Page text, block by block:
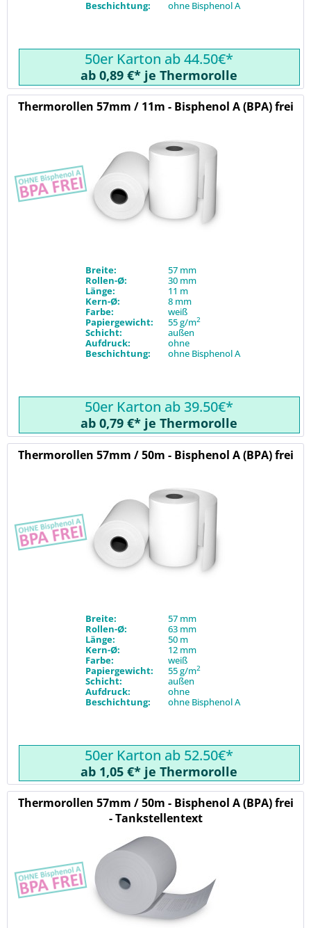
Beschichtung:
ohne Bisphenol A
50er Karton ab 44.50€*
ab 0,89 €* je Thermorolle
Thermorollen 57mm / 11m - Bisphenol A (BPA) frei
Breite:
57 mm
Rollen-Ø:
30 mm
Länge:
11 m
Kern-Ø:
8 mm
Farbe:
weiß
Papiergewicht:
55 g/m2
Schicht:
außen
Aufdruck:
ohne
Beschichtung:
ohne Bisphenol A
50er Karton ab 39.50€*
ab 0,79 €* je Thermorolle
Thermorollen 57mm / 50m - Bisphenol A (BPA) frei
Breite:
57 mm
Rollen-Ø:
63 mm
Länge:
50 m
Kern-Ø:
12 mm
Farbe:
weiß
Papiergewicht:
55 g/m2
Schicht:
außen
Aufdruck:
ohne
Beschichtung:
ohne Bisphenol A
50er Karton ab 52.50€*
ab 1,05 €* je Thermorolle
Thermorollen 57mm / 50m - Bisphenol A (BPA) frei
- Tankstellentext